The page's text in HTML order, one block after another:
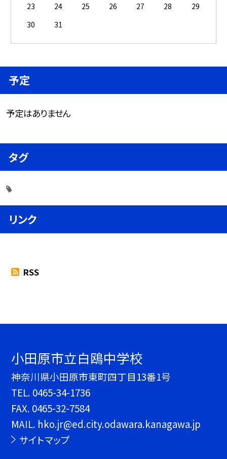
23
24 25 26 27 28
29
30
31
予定
予定はありません
タグ
リンク
RSS
小田原市立白鴎中学校
神奈川県小田原市東町四丁目13番1号
TEL. 0465-34-1736
FAX. 0465-32-7584
MAIL. hko.jr@ed.city.odawara.kanagawa.jp
サイトマップ